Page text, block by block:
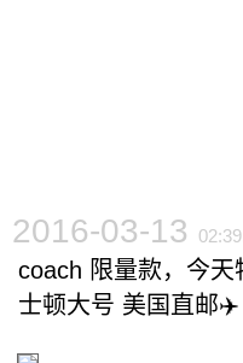
2016-03-13
coach 限量款，今
士顿大号 美国直邮✈️